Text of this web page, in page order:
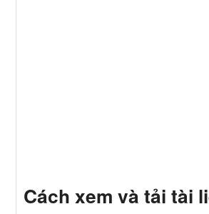
Cách xem và tải tài